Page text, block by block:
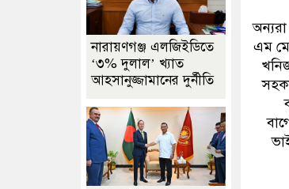
এম
নারায়ণগঞ্জ এলজিইডিতে
‘৩% দুলাল’ খ্যাত
আহসানুজ্জামানের দুর্নীতি